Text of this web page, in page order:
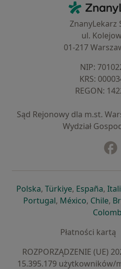
ZnanyLekarz
ul.
01-217
NIP:
KRS:
REGON:
Sąd Rejonowy dla m.st.
Wydział
Polskaotwiera się w nowej
, Türkiyeotwiera się
, España,
Portugalotwiera się w
, Méxicootwiera
, Chile,
Płatności kartą
ROZPORZĄDZENIE (UE)
15.395.179 użytkowników/